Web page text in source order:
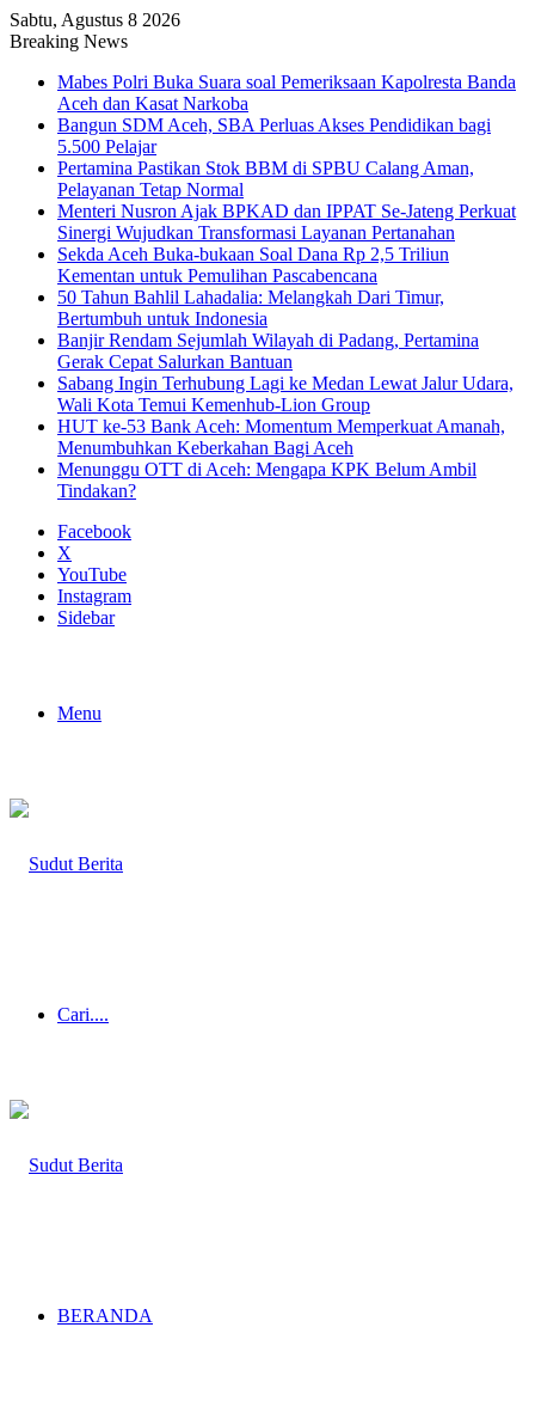
Sabtu, Agustus 8 2026
Breaking News
Mabes Polri Buka Suara soal Pemeriksaan Kapolresta Banda
Aceh dan Kasat Narkoba
Bangun SDM Aceh, SBA Perluas Akses Pendidikan bagi
5.500 Pelajar
Pertamina Pastikan Stok BBM di SPBU Calang Aman,
Pelayanan Tetap Normal
Menteri Nusron Ajak BPKAD dan IPPAT Se-Jateng Perkuat
Sinergi Wujudkan Transformasi Layanan Pertanahan
Sekda Aceh Buka-bukaan Soal Dana Rp 2,5 Triliun
Kementan untuk Pemulihan Pascabencana
50 Tahun Bahlil Lahadalia: Melangkah Dari Timur,
Bertumbuh untuk Indonesia
Banjir Rendam Sejumlah Wilayah di Padang, Pertamina
Gerak Cepat Salurkan Bantuan
Sabang Ingin Terhubung Lagi ke Medan Lewat Jalur Udara,
Wali Kota Temui Kemenhub-Lion Group
HUT ke-53 Bank Aceh: Momentum Memperkuat Amanah,
Menumbuhkan Keberkahan Bagi Aceh
Menunggu OTT di Aceh: Mengapa KPK Belum Ambil
Tindakan?
Facebook
X
YouTube
Instagram
Sidebar
Menu
Cari....
BERANDA